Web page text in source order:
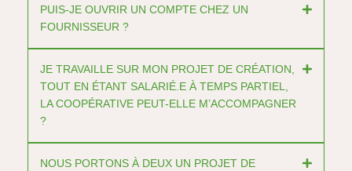
PUIS-JE OUVRIR UN COMPTE CHEZ UN
FOURNISSEUR ?
JE TRAVAILLE SUR MON PROJET DE CRÉATION,
TOUT EN ÉTANT SALARIÉ.E À TEMPS PARTIEL,
LA COOPÉRATIVE PEUT-ELLE M’ACCOMPAGNER
?
NOUS PORTONS À DEUX UN PROJET DE